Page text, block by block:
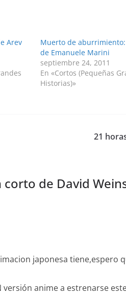
Arev
Muerto de
de Emanuele Marini
septiembre 24, 2011
En «Cortos (Pequeñas
Historias)»
21
corto de David
japonesa tiene,espero
versión anime a estrenarse